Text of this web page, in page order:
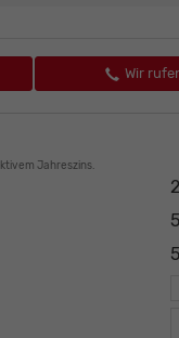
Wir
Jahreszins.